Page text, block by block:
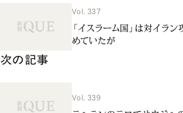
Vol. 337
「イスラーム国」は対イラ
めていたが
次の記事
Vol. 339